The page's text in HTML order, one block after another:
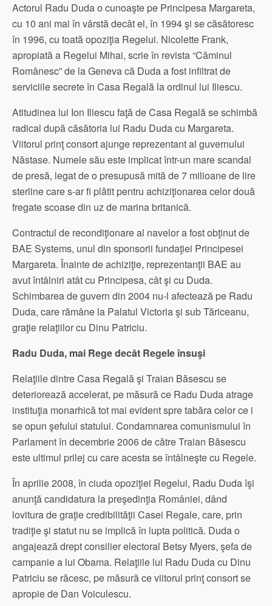
Actorul Radu Duda o cunoaşte pe Principesa Margareta,
cu 10 ani mai în vârstă decât el, în 1994 şi se căsătoresc
în 1996, cu toată opoziţia Regelui. Nicolette Frank,
apropiată a Regelui Mihai, scrie în revista “Căminul
Românesc” de la Geneva că Duda a fost infiltrat de
serviciile secrete în Casa Regală la ordinul lui Iliescu.
Atitudinea lui Ion Iliescu faţă de Casa Regală se schimbă
radical după căsătoria lui Radu Duda cu Margareta.
Viitorul prinţ consort ajunge reprezentant al guvernului
Năstase. Numele său este implicat într-un mare scandal
de presă, legat de o presupusă mită de 7 milioane de lire
sterline care s-ar fi plătit pentru achi­ziţionarea celor două
fregate scoase din uz de marina britanică.
Contractul de recondiţionare al navelor a fost obţinut de
BAE Systems, unul din sponsorii fun­da­ţiei Principesei
Margareta. Înainte de achiziţie, repre­zen­tanţii BAE au
avut întâlniri atât cu Principesa, cât şi cu Duda.
Schimbarea de guvern din 2004 nu-l afectează pe Radu
Duda, care rămâne la Palatul Victoria şi sub Tăriceanu,
graţie relaţiilor cu Dinu Patriciu.
Radu Duda, mai Rege decât Regele însuşi
Relaţiile dintre Casa Regală şi Traian Băsescu se
deteriorează accelerat, pe măsură ce Radu Duda atrage
instituţia monarhică tot mai evident spre tabăra celor ce i
se opun şefului statului. Condamnarea comunismului în
Parlament în decembrie 2006 de către Traian Băsescu
este ultimul prilej cu care acesta se întâlneşte cu Regele.
În aprilie 2008, în ciuda opoziţiei Regelui, Radu Duda îşi
anunţă candidatura la preşedinţia României, dând
lovitura de graţie credibilităţii Casei Regale, care, prin
tradiţie şi statut nu se implică în lupta politică. Duda o
angajează drept consilier electoral Betsy Myers, şefa de
campanie a lui Obama. Relaţiile lui Radu Duda cu Dinu
Patriciu se răcesc, pe măsură ce viitorul prinţ consort se
apropie de Dan Voiculescu.